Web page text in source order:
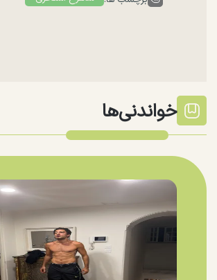
خواندنی‌ها